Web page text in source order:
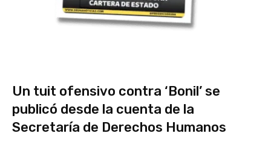
Un tuit ofensivo contra ‘Bonil’ se
publicó desde la cuenta de la
Secretaría de Derechos Humanos